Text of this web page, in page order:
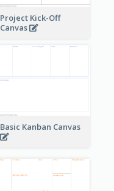
Project Kick-Off
Canvas
Basic Kanban Canvas